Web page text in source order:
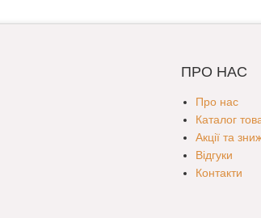
ПРО НАС
Про нас
Каталог
Акції та
Відгуки
Контакти